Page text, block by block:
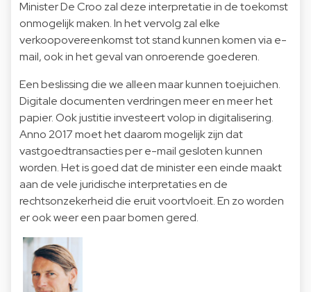
Minister De Croo zal deze interpretatie in de toekomst
onmogelijk maken. In het vervolg zal elke
verkoopovereenkomst tot stand kunnen komen via e-
mail, ook in het geval van onroerende goederen.
Een beslissing die we alleen maar kunnen toejuichen.
Digitale documenten verdringen meer en meer het
papier. Ook justitie investeert volop in digitalisering.
Anno 2017 moet het daarom mogelijk zijn dat
vastgoedtransacties per e-mail gesloten kunnen
worden. Het is goed dat de minister een einde maakt
aan de vele juridische interpretaties en de
rechtsonzekerheid die eruit voortvloeit. En zo worden
er ook weer een paar bomen gered.